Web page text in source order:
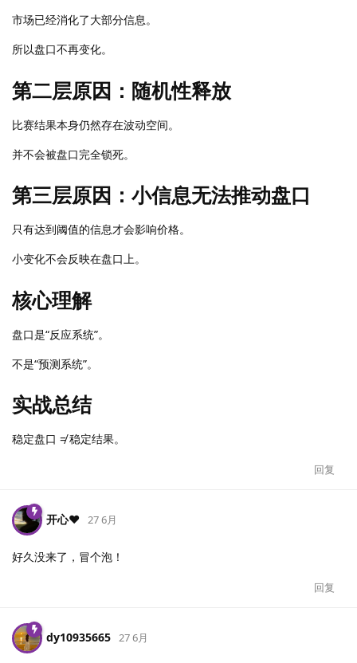
市场已经消化了大部分信息。
所以盘口不再变化。
第二层原因：随机性释放
比赛结果本身仍然存在波动空间。
并不会被盘口完全锁死。
第三层原因：小信息无法推动盘口
只有达到阈值的信息才会影响价格。
小变化不会反映在盘口上。
核心理解
盘口是“反应系统”。
不是“预测系统”。
实战总结
稳定盘口 ≠ 稳定结果。
回复
开心❤️ 27 6月
好久没来了，冒个泡！
回复
dy10935665 27 6月